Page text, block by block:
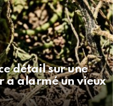
détail sur une
a alarmé un vieux